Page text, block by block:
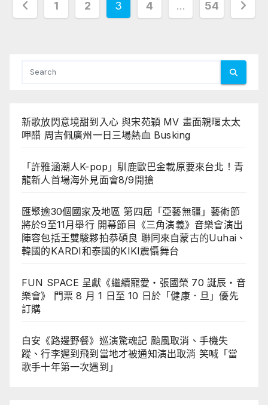
文
1 2 3 4 ... 54
新歌放閃意境甜到入心 與宋苑穎 MV 畫面親暱太太
呷醋 周吉佩廣州一日三場熱血 Busking
「許雅涵潮人K-pop」馴鹿歐巴金載原要來台北！青
龍新人首場海外見面會8/9開搶
匯聚逾30個國家及地區 第四屆「亞藝無疆」藝術節
將於9至11月舉行 開幕節目《三角演義》音樂會演出
陣容包括王雙駿夥拍恭碩良 聯同來自蒙古的Uuhai、
韓國的KARDI和泰國的KIKI震懾舞台
FUN SPACE 呈獻《繼續寵愛・張國榮 70 誕辰・音
樂會》 門票 8 月 1 日至 10 日於「健康．旦」優先
訂購
白安《路邊野餐》巡演驚魂記 颱風取消、手機失
蹤、行李遲到飛到當地才被通知演出取消 笑喊「當
歌手十年第一次遇到」